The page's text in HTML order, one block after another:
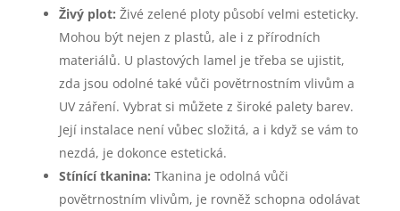
Živý plot: Živé zelené ploty působí velmi esteticky.
Mohou být nejen z plastů, ale i z přírodních
materiálů. U plastových lamel je třeba se ujistit,
zda jsou odolné také vůči povětrnostním vlivům a
UV záření. Vybrat si můžete z široké palety barev.
Její instalace není vůbec složitá, a i když se vám to
nezdá, je dokonce estetická.
Stínící tkanina: Tkanina je odolná vůči
povětrnostním vlivům, je rovněž schopna odolávat